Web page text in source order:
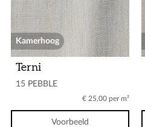
Kamerhoog
Terni
15 PEBBLE
€ 25,00 per m²
Voorbeeld